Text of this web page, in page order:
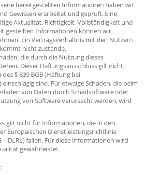
bereitgestellten Informationen haben wir
Gewissen erarbeitet und geprüft. Eine
Aktualität, Richtigkeit, Vollständigkeit und
gestellten Informationen können wir
Ein Vertragsverhältnis mit den Nutzern
nicht zustande.
die durch die Nutzung dieses
Dieser Haftungsausschluss gilt nicht,
§ 839 BGB (Haftung bei
sind. Für etwaige Schäden, die beim
von Daten durch Schadsoftware oder
von Software verursacht werden, wird
gilt nicht für Informationen, die in den
Europäischen Dienstleistungsrichtlinie
– DLRL) fallen. Für diese Informationen wird
gewährleistet.